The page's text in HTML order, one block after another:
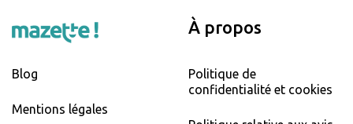
Blog
Mentions légales
À propos
Politique de
confidentialité et cookies